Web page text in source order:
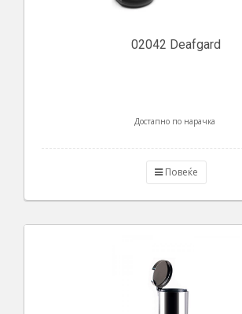
02042 Deafgard
Достапно по нарачка
Повеќе